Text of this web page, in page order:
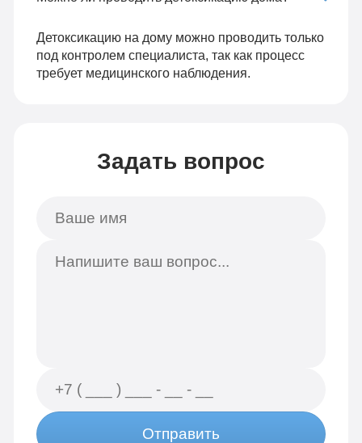
Детоксикацию на дому можно проводить только
под контролем специалиста, так как процесс
требует медицинского наблюдения.
Задать вопрос
Отправить